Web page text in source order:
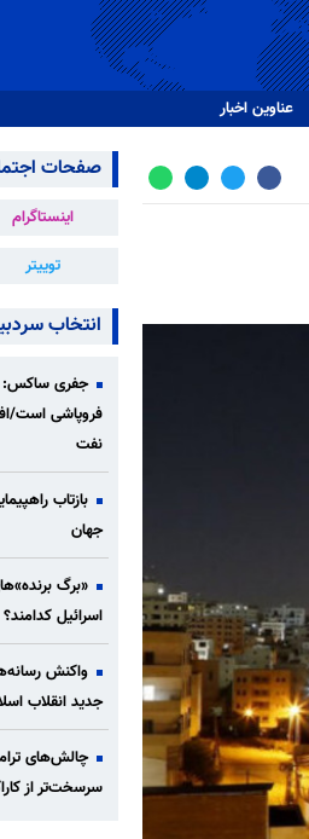
عناوین اخبار
صفحات
اینستاگرام
توییتر
انتخاب
جفری ساکس:
فروپاشی است/
نفت
بازتاب
جهان
«برگ
اسرائیل کدامند؟
واکنش
جدید انقلاب
چالش‌های
سرسخت‌تر از